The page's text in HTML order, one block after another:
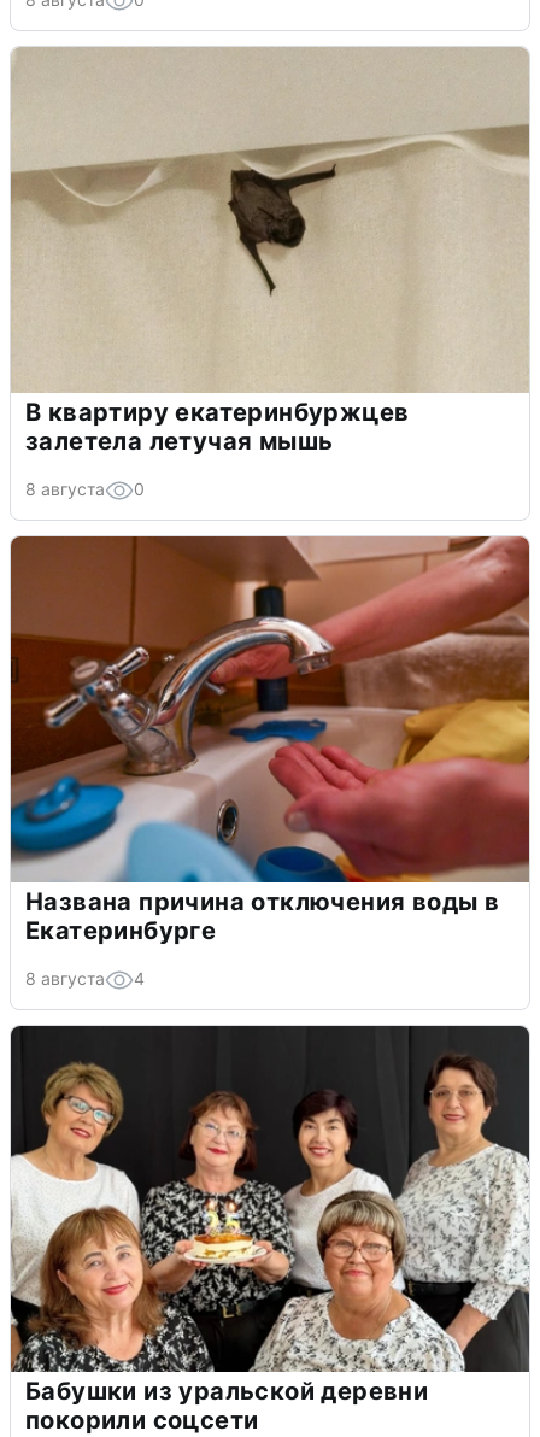
В квартиру екатеринбуржцев
залетела летучая мышь
8 августа 0
Названа причина отключения воды в
Екатеринбурге
8 августа 4
Бабушки из уральской деревни
покорили соцсети